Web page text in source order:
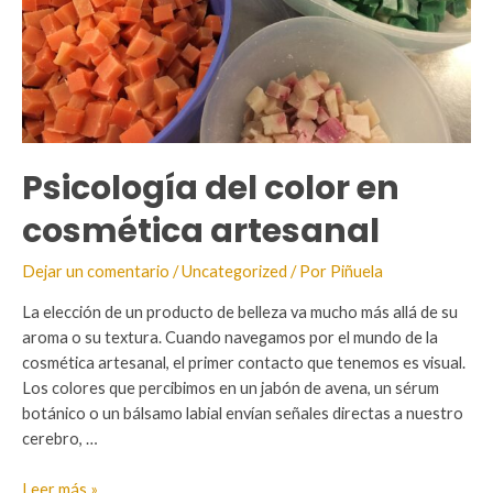
Psicología del color en
cosmética artesanal
Dejar un comentario /Uncategorized / Por Piñuela
La elección de un producto de belleza va mucho más allá de su
aroma o su textura. Cuando navegamos por el mundo de la
cosmética artesanal, el primer contacto que tenemos es visual.
Los colores que percibimos en un jabón de avena, un sérum
botánico o un bálsamo labial envían señales directas a nuestro
cerebro, …
Psicología
Leer más »